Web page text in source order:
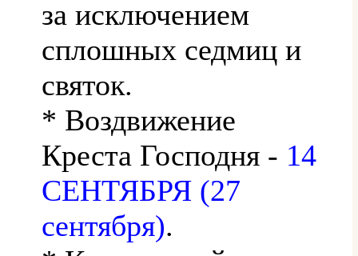
за исключением
сплошных седмиц и
святок.
* Воздвижение
Креста Господня - 14
СЕНТЯБРЯ (27
сентября).